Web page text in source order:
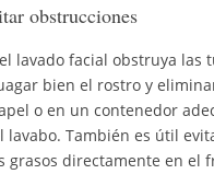
obstrucciones
lavado facial obstruya las
bien el rostro y
o en un contenedor
lavabo. También es útil
grasos directamente en el